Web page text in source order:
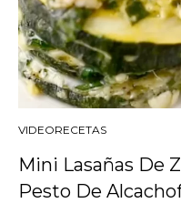
VIDEORECETAS
Mini Lasañas De
Pesto De